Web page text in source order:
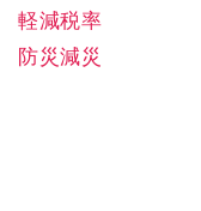
軽減税率
防災減災